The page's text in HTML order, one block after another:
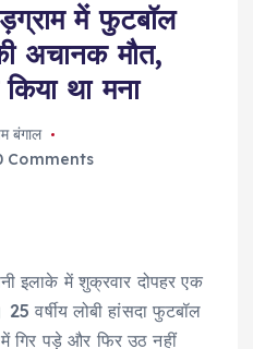
में फुटबॉल
अचानक मौत,
था मना
बंगाल
Comments
इलाके में शुक्रवार दोपहर एक
वर्षीय लोबी हांसदा फुटबॉल
गिर पड़े और फिर उठ नहीं